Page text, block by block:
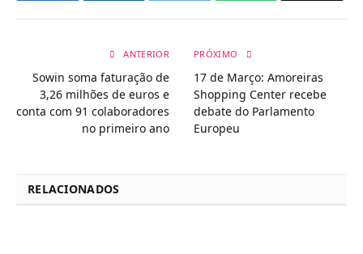
ANTERIOR
Sowin soma faturação de
3,26 milhões de euros e
conta com 91 colaboradores
no primeiro ano
PRÓXIMO
17 de Março: Amoreiras
Shopping Center recebe
debate do Parlamento
Europeu
RELACIONADOS